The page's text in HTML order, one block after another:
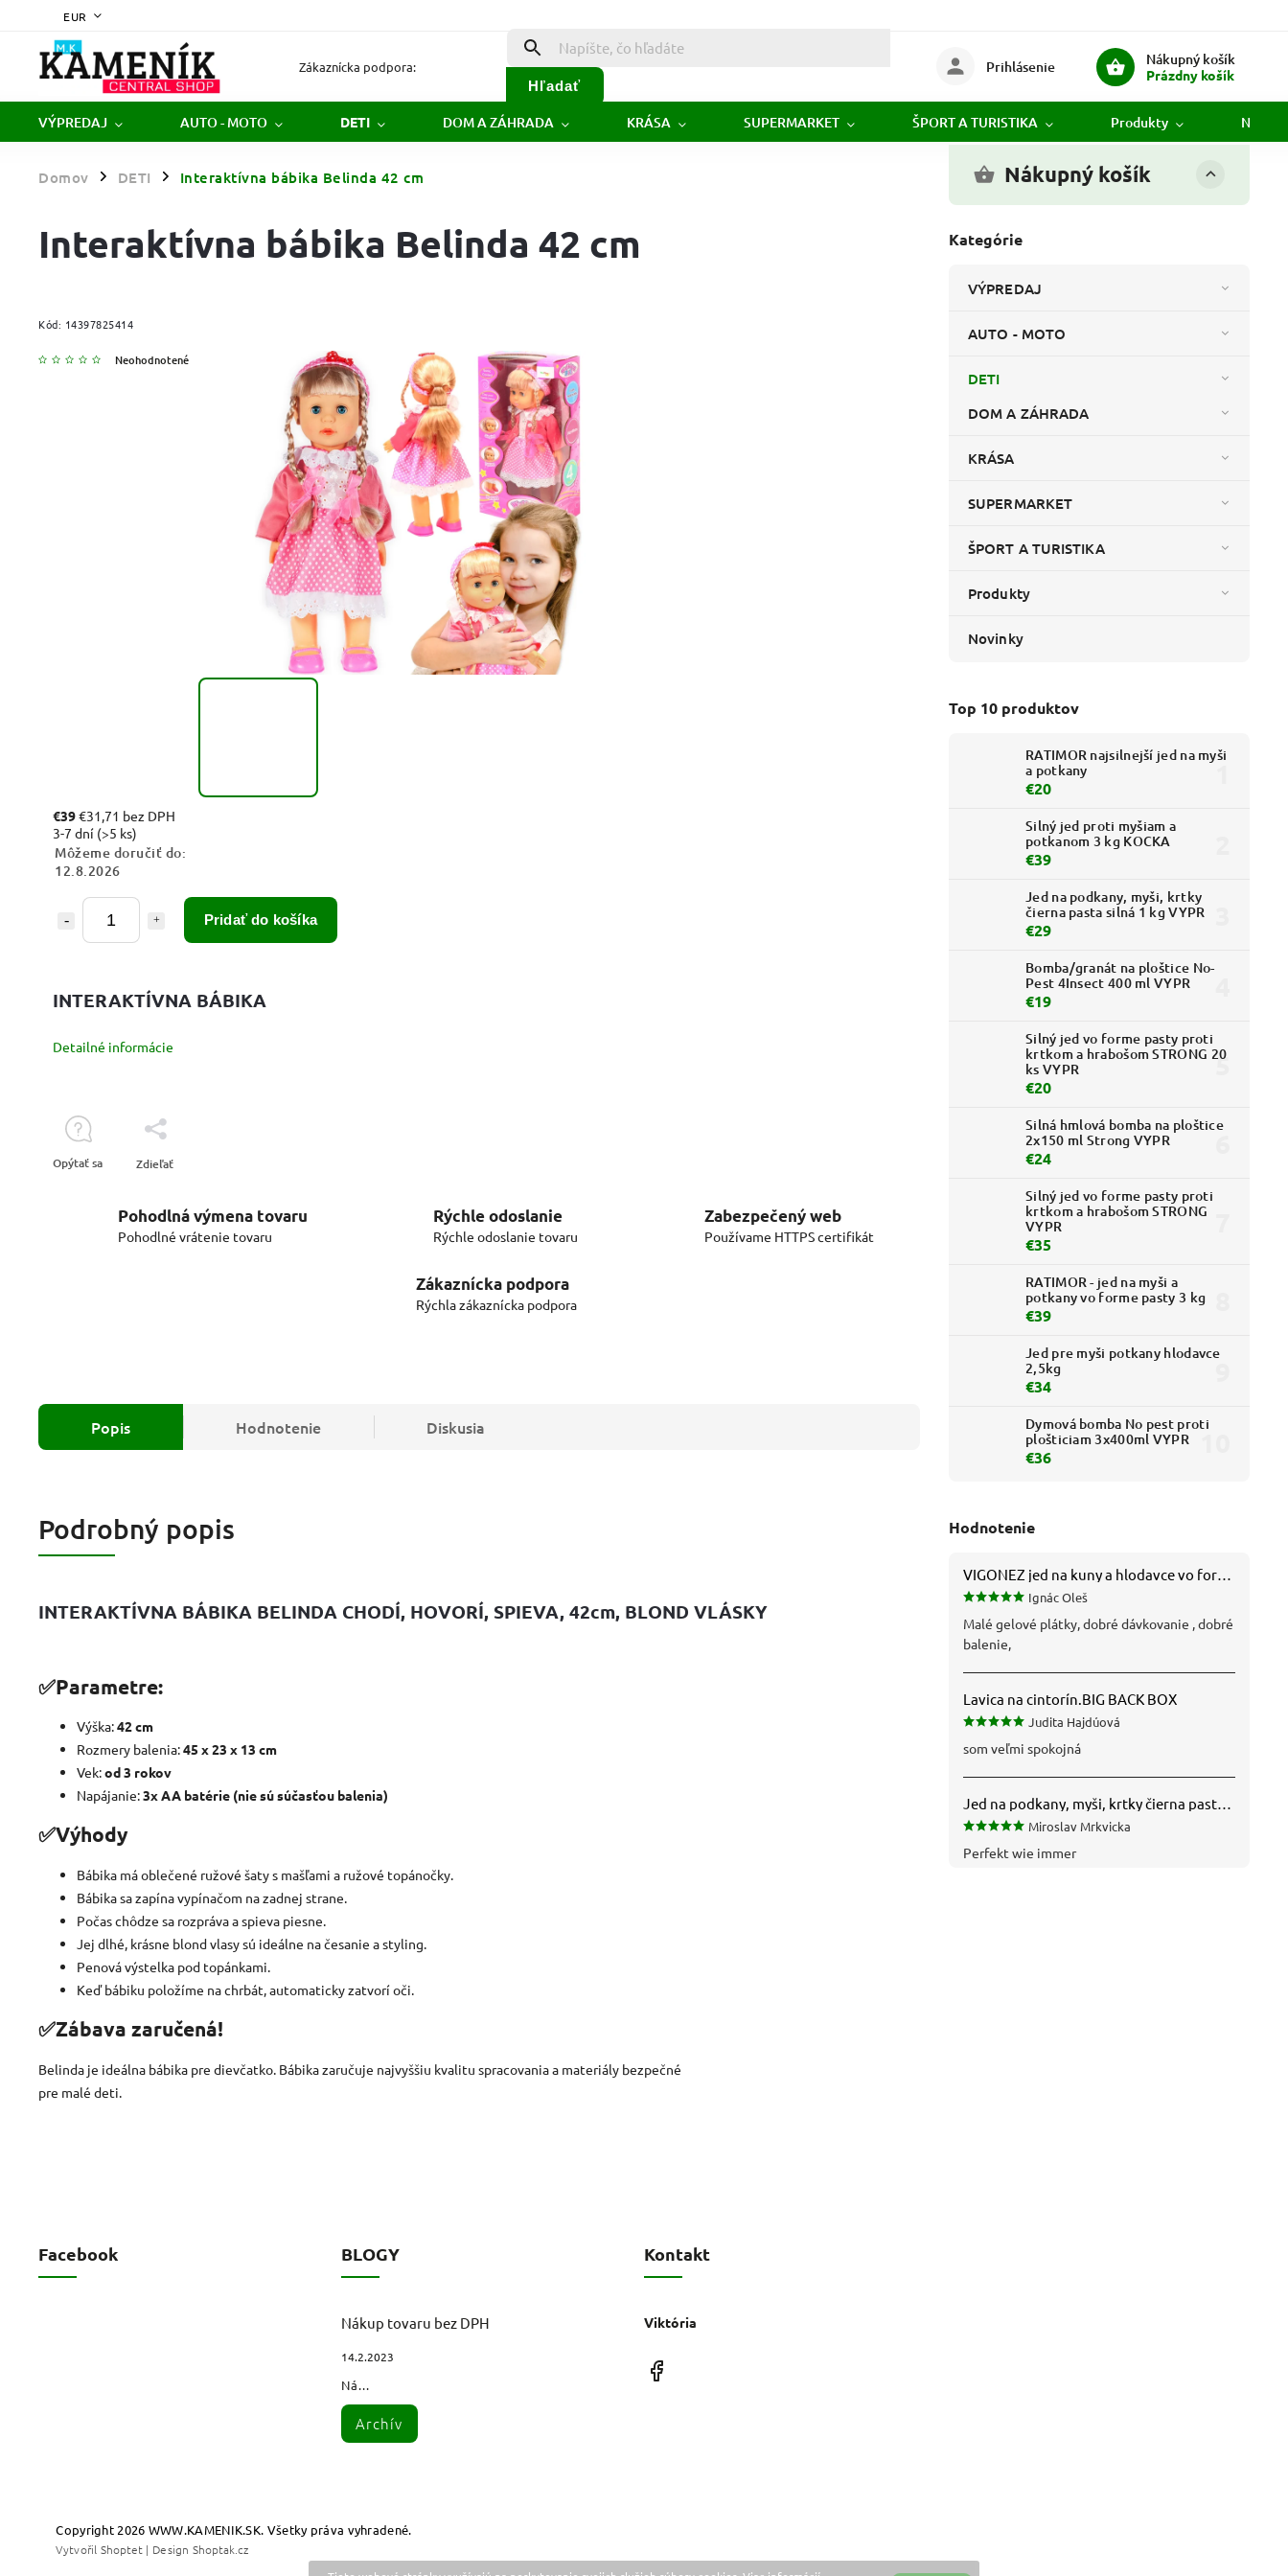
EUR
Zákaznícka podpora:
Hľadať
Nákupný košík
Prázdny košík
Prihlásenie
VÝPREDAJ AUTO - MOTO DETI DOM A ZÁHRADA KRÁSA SUPERMARKET ŠPORT A TURISTIKA Produkty
Domov / DETI / Interaktívna bábika Belinda 42 cm Nákupný košík
Kategórie
VÝPREDAJ
AUTO - MOTO
DETI
DOM A ZÁHRADA
KRÁSA
SUPERMARKET
ŠPORT A TURISTIKA
Produkty
Novinky
Top 10 produktov
RATIMOR najsilnejší jed na myši
a potkany
€20
Silný jed proti myšiam a
potkanom 3 kg KOCKA
€39
Jed na podkany, myši, krtky
čierna pasta silná 1 kg VYPR
€29
Bomba/granát na ploštice No-
Pest 4Insect 400 ml VYPR
€19
Silný jed vo forme pasty proti
krtkom a hrabošom STRONG 20
ks VYPR
€20
Silná hmlová bomba na ploštice
2x150 ml Strong VYPR
€24
Silný jed vo forme pasty proti
krtkom a hrabošom STRONG
VYPR
€35
RATIMOR - jed na myši a
potkany vo forme pasty 3 kg
€39
Jed pre myši potkany hlodavce
2,5kg
€34
Dymová bomba No pest proti
plošticiam 3x400ml VYPR
€36
Hodnotenie
VIGONEZ jed na kuny a hlodavce vo forme pasty 1,5 kg
Ignác Oleš
Malé gelové plátky, dobré dávkovanie , dobré
balenie,
Lavica na cintorín.BIG BACK BOX
Judita Hajdúová
som veľmi spokojná
Jed na podkany, myši, krtky čierna pasta silná 1 kg VYPR
Miroslav Mrkvicka
Perfekt wie immer
Interaktívna bábika Belinda 42 cm
Kód: 14397825414
Neohodnotené
€39€31,71 bez DPH
3-7 dní (>5 ks)
Môžeme doručiť do:
12.8.2026
Pridať do košíka
INTERAKTÍVNA BÁBIKA
Detailné informácie
Opýtať sa Zdieľať
Pohodlná výmena tovaru
Pohodlné vrátenie tovaru
Rýchle odoslanie
Rýchle odoslanie tovaru
Zabezpečený web
Používame HTTPS certifikát
Zákaznícka podpora
Rýchla zákaznícka podpora
Popis Hodnotenie Diskusia
Podrobný popis
INTERAKTÍVNA BÁBIKA BELINDA CHODÍ, HOVORÍ, SPIEVA, 42cm, BLOND VLÁSKY
✅Parametre:
Výška:42 cm
Rozmery balenia:45 x 23 x 13 cm
Vek:od 3 rokov
Napájanie:3x AA batérie (nie sú súčasťou balenia)
✅Výhody
Bábika má oblečené ružové šaty s mašľami a ružové topánočky.
Bábika sa zapína vypínačom na zadnej strane.
Počas chôdze sa rozpráva a spieva piesne.
Jej dlhé, krásne blond vlasy sú ideálne na česanie a styling.
Penová výstelka pod topánkami.
Keď bábiku položíme na chrbát, automaticky zatvorí oči.
✅Zábava zaručená!
Belinda je ideálna bábika pre dievčatko. Bábika zaručuje najvyššiu kvalitu spracovania a materiály bezpečné
pre malé deti.
Facebook BLOGY
Nákup tovaru bez DPH
14.2.2023
Ná...
Archív
Kontakt
Viktória
Copyright 2026 WWW.KAMENIK.SK. Všetky práva vyhradené.
VytvořilShoptet | DesignShoptak.cz